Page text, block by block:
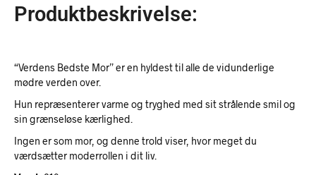
Produktbeskrivelse:
“Verdens Bedste Mor” er en hyldest til alle de vidunderlige
mødre verden over.
Hun repræsenterer varme og tryghed med sit strålende smil og
sin grænseløse kærlighed.
Ingen er som mor, og denne trold viser, hvor meget du
værdsætter moderrollen i dit liv.